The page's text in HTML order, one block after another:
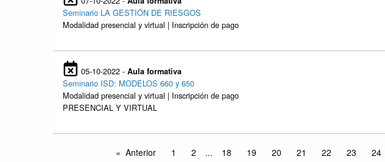
Seminario LA GESTIÓN DE RIESGOS
Modalidad presencial y virtual | Inscripción de pago
05-10-2022 - Aula formativa
Seminario ISD: MODELOS 660 y 650
Modalidad presencial y virtual | Inscripción de pago
PRESENCIAL Y VIRTUAL
Anterior 1 2 ... 18 19 20 21 22 23 24